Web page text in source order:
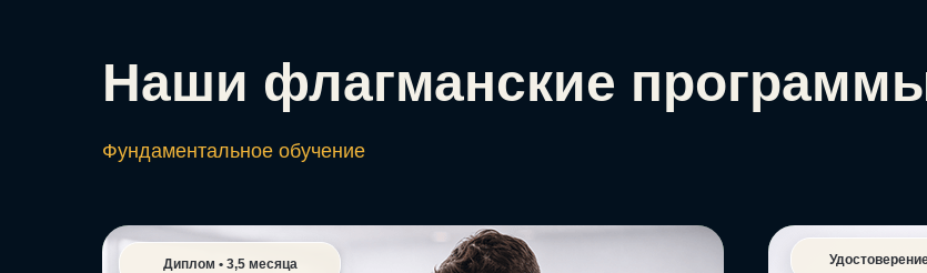
Наши флагманские
Фундаментальное обучение
Диплом • 3,5 месяца